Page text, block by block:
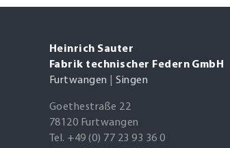
Heinrich Sauter
Fabrik technischer Federn GmbH
Furtwangen
|Singen
Goethestraße 22
78120 Furtwangen
Tel. +49 (0) 77 23 93 36 0